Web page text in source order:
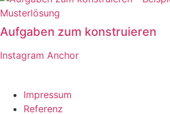
Aufgaben zum konstruieren
Instagram Anchor
Impressum
Referenz